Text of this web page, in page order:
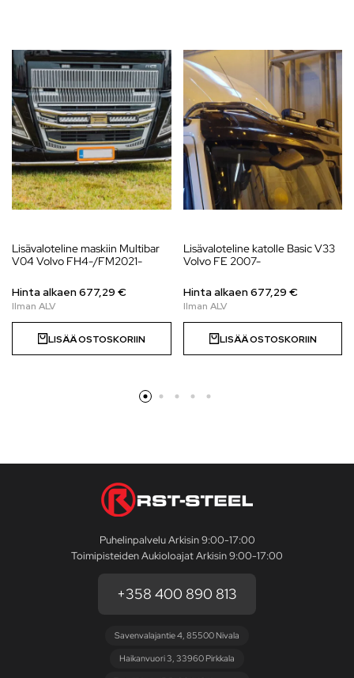
Lisävaloteline maskiin Multibar
V04 Volvo FH4-/FM2021-
Hinta alkaen677,29 €
LISÄÄ OSTOSKORIIN
Lisävaloteline katolle Basic V33
Volvo FE 2007-
Hinta alkaen677,29 €
LISÄÄ OSTOSKORIIN
Puhelinpalvelu Arkisin 9:00-17:00
Toimipisteiden Aukioloajat Arkisin 9:00-17:00
+358 400 890 813
Savenvalajantie 4, 85500 Nivala
Haikanvuori 3, 33960 Pirkkala